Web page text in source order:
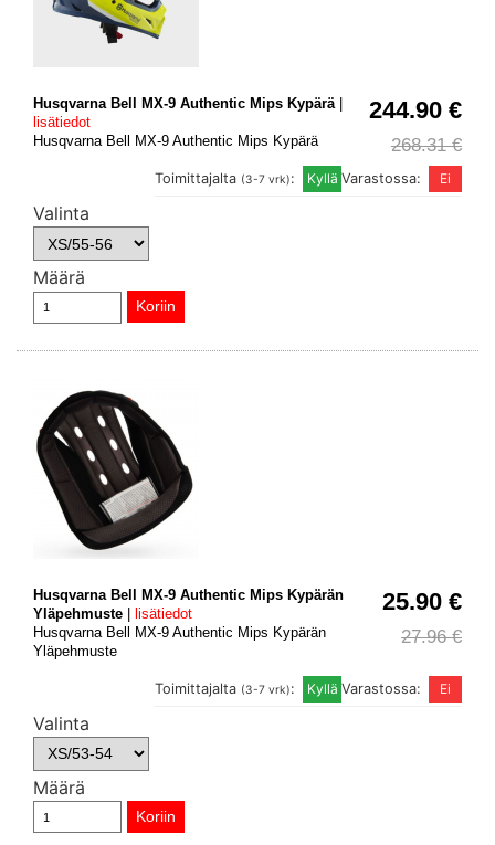
244.90 €
268.31 €
Husqvarna Bell MX-9 Authentic Mips Kypärä|
lisätiedot
Husqvarna Bell MX-9 Authentic Mips Kypärä
Varastossa:
Toimittajalta (3-7 vrk):
Valinta
Määrä
25.90 €
27.96 €
Husqvarna Bell MX-9 Authentic Mips Kypärän
Yläpehmuste
lisätiedot
Husqvarna Bell MX-9 Authentic Mips Kypärän
Yläpehmuste
Varastossa:
Toimittajalta (3-7 vrk):
Valinta
Määrä